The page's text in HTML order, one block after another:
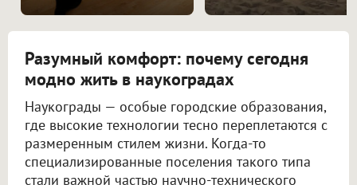
Разумный комфорт: почему сегодня
модно жить в наукоградах
Наукограды — особые городские образования,
где высокие технологии тесно переплетаются с
размеренным стилем жизни. Когда-то
специализированные поселения такого типа
стали важной частью научно-технического